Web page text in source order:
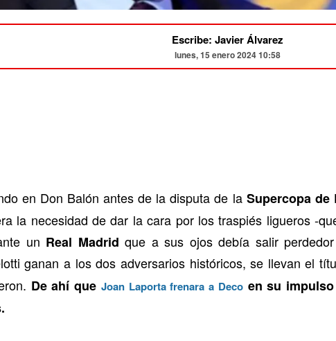
Escribe: Javier Álvarez
lunes, 15 enero 2024 10:58
en Don Balón antes de la disputa de laSupercopa de
la necesidad de dar la cara por los traspiés ligueros -
un Real Madrid que a sus ojos debía salir
ganan a los dos adversarios históricos, se llevan el
De ahí que Joan Laporta frenara a Decoen su impulso